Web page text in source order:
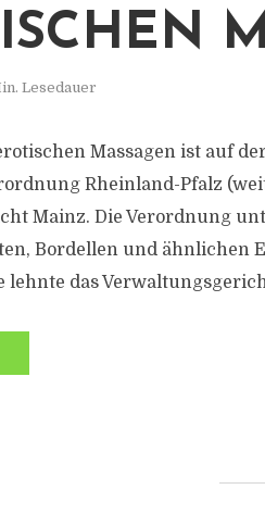
Lesedauer
Massagen ist auf
Rheinland-Pfalz
Mainz. Die Verordnung
Bordellen und ähnlichen
lehnte das